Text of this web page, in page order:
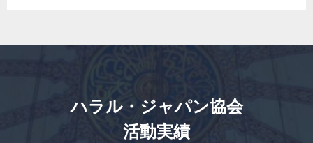
ハラル・ジャパン協会
活動実績